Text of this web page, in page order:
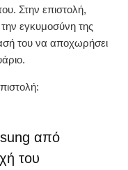
Στην επιστολή,
εγκυμοσύνη της
του να αποχωρήσει
από
του